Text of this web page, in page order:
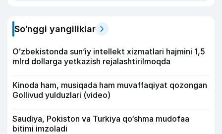
So‘nggi yangiliklar
Oʻzbekistonda sunʼiy intellekt xizmatlari hajmini 1,5
mlrd dollarga yetkazish rejalashtirilmoqda
Kinoda ham, musiqada ham muvaffaqiyat qozongan
Gollivud yulduzlari (video)
Saudiya, Pokiston va Turkiya qo‘shma mudofaa
bitimi imzoladi